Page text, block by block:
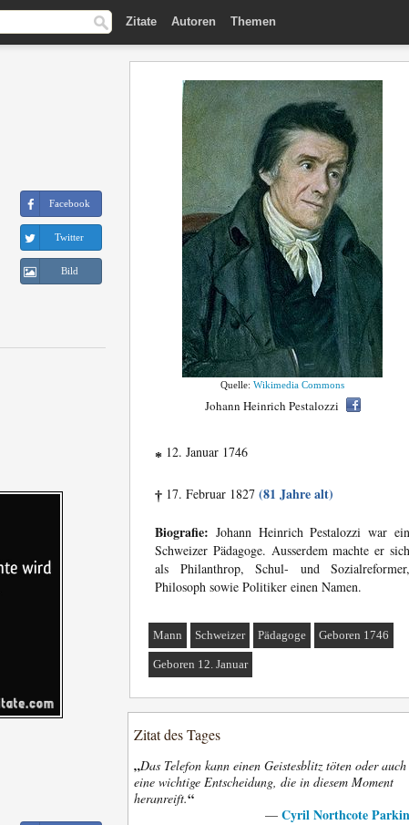
Zitate Autoren Themen
Facebook
Twitter
Bild
Quelle: Wikimedia Commons
Johann Heinrich Pestalozzi
* 12. Januar 1746
† 17. Februar 1827 (81 Jahre alt)
Biografie: Johann Heinrich Pestalozzi war ein
Schweizer Pädagoge. Ausserdem machte er sich
als Philanthrop, Schul- und Sozialreformer,
Philosoph sowie Politiker einen Namen.
Mann Schweizer Pädagoge Geboren 1746
Geboren 12. Januar
Zitat des Tages
„Das Telefon kann einen Geistesblitz töten oder auch
eine wichtige Entscheidung, die in diesem Moment
heranreift.“
— Cyril Northcote